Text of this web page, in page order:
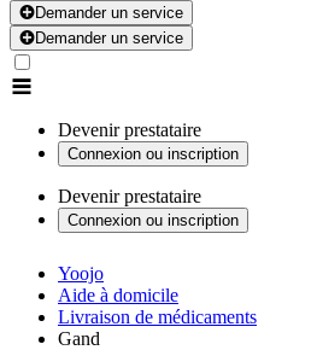
Demander un service
Demander un service
Devenir prestataire
Connexion ou inscription
Devenir prestataire
Connexion ou inscription
Yoojo
Aide à domicile
Livraison de médicaments
Gand